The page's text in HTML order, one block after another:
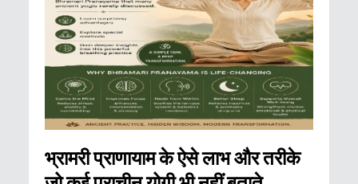
भ्रामरी प्राणायाम के ऐसे लाभ और तरीके